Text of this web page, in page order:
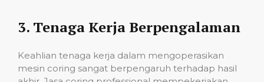
3. Tenaga Kerja Berpengalaman
Keahlian tenaga kerja dalam mengoperasikan
mesin coring sangat berpengaruh terhadap hasil